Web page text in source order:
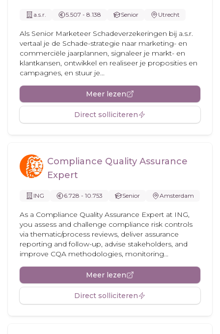
a.s.r. 5.507 - 8.138 Senior Utrecht
Als Senior Marketeer Schadeverzekeringen bij a.s.r.
vertaal je de Schade-strategie naar marketing- en
commerciële jaarplannen, signaleer je markt- en
klantkansen, ontwikkel en realiseer je proposities en
campagnes, en stuur je...
Meer lezen
Direct solliciteren
Compliance Quality Assurance
Expert
ING 6.728 - 10.753 Senior Amsterdam
As a Compliance Quality Assurance Expert at ING,
you assess and challenge compliance risk controls
via thematic/process reviews, deliver assurance
reporting and follow-up, advise stakeholders, and
improve CQA methodologies, monitoring...
Meer lezen
Direct solliciteren